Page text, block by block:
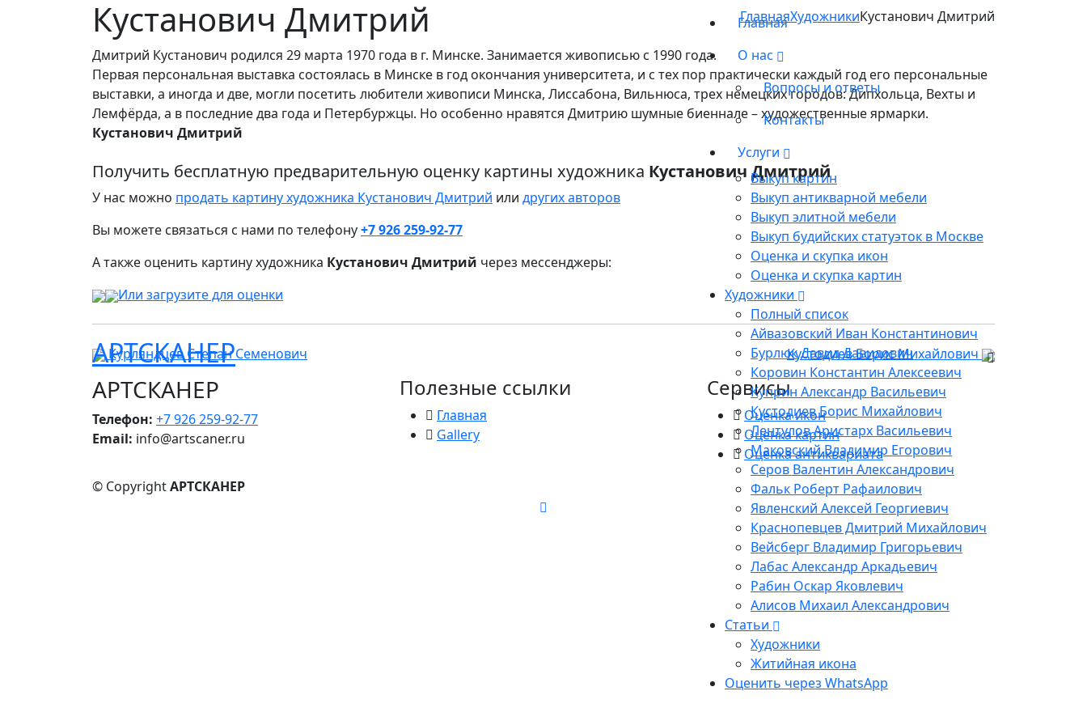
АРТСКАНЕР
Главная
О нас
Вопросы и ответы
Контакты
Услуги
Выкуп картин
Выкуп антикварной мебели
Выкуп элитной мебели
Выкуп будийских статуэток в Москве
Оценка и скупка икон
Оценка и скупка картин
Художники
Полный список
Айвазовский Иван Константинович
Бурлюк Давид Давидович
Коровин Константин Алексеевич
Куприн Александр Васильевич
Кустодиев Борис Михайлович
Лентулов Аристарх Васильевич
Маковский Владимир Егорович
Серов Валентин Александрович
Фальк Роберт Рафаилович
Явленский Алексей Георгиевич
Краснопевцев Дмитрий Михайлович
Вейсберг Владимир Григорьевич
Лабас Александр Аркадьевич
Рабин Оскар Яковлевич
Алисов Михаил Александрович
Статьи
Художники
Житийная икона
Оценить через WhatsApp
Кустанович Дмитрий ГлавнаяХудожникиКустанович Дмитрий
Дмитрий Кустанович родился 29 марта 1970 года в г. Минске. Занимается живописью с 1990 года.
Первая персональная выставка состоялась в Минске в год окончания университета, и с тех пор практически каждый год его персональные
выставки, а иногда и две, могли посетить любители живописи Минска, Лиссабона, Вильнюса, трех немецких городов: Дипхольца, Вехты и
Лемфёрда, а в последние два года и Петербуржцы. Но особенно нравятся Дмитрию шумные биеннале – художественные ярмарки.
Кустанович Дмитрий
Получить бесплатную предварительную оценку картины художника Кустанович Дмитрий
У нас можно продать картину художника Кустанович Дмитрий или других авторов
Вы можете связаться с нами по телефону+7 926 259-92-77
А также оценить картину художника Кустанович Дмитрий через мессенджеры:
Или загрузите для оценки
Курляндцев Степан Семенович Кустодиев Борис Михайлович
АРТСКАНЕР
Телефон: +7 926 259-92-77
Email: info@artscaner.ru
Полезные ссылки
Главная
Gallery
Сервисы
Оценка икон
Оценка картин
Оценка антиквариата
© CopyrightАРТСКАНЕР